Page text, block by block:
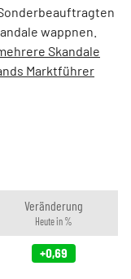
wappnen.
Skandale
Marktführer
Veränderung
Heute in %
+0,69